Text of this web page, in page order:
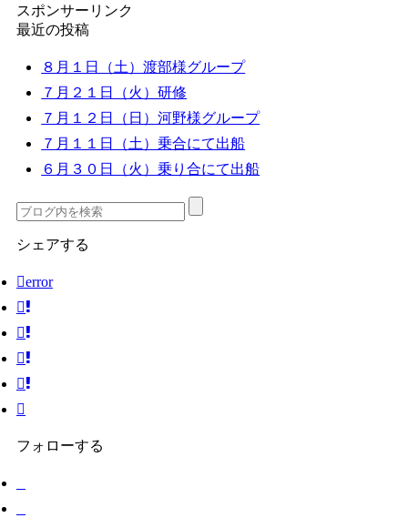
スポンサーリンク
最近の投稿
８月１日（土）渡部様グループ
７月２１日（火）研修
７月１２日（日）河野様グループ
７月１１日（土）乗合にて出船
６月３０日（火）乗り合にて出船
シェアする
error
フォローする